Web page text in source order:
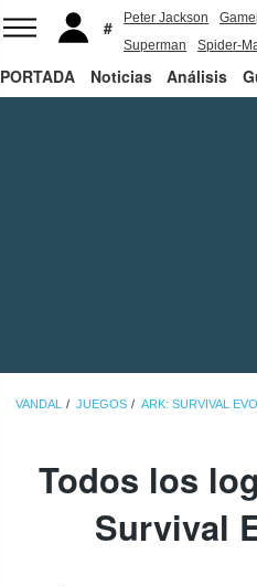
Peter Jackson
Superman
Spider-
PORTADA Noticias Análisis
VANDAL JUEGOS ARK: SURVIVAL
Todos los
Survival